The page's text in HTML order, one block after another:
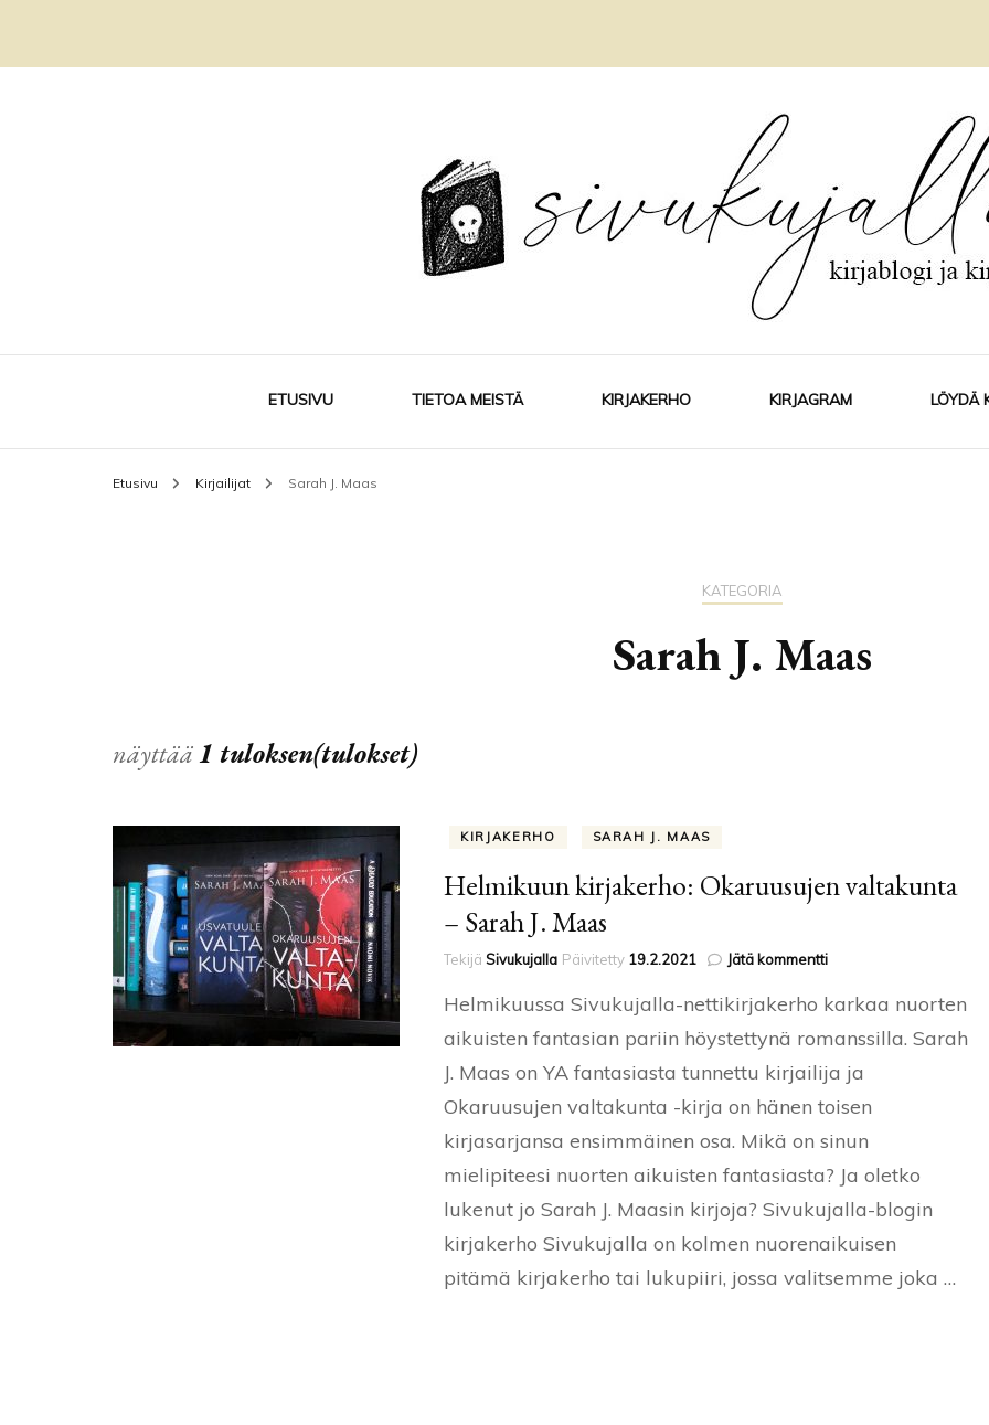
Sivukujalla
ETUSIVU TIETOA MEISTÄ KIRJAKERHO KIRJAGRAM LÖYDÄ
Etusivu Kirjailijat Sarah J. Maas
KATEGORIA
Sarah J. Maas
näyttää1 tuloksen(tulokset)
KIRJAKERHO SARAH J. MAAS
Helmikuun kirjakerho: Okaruusujen valtakunta
– Sarah J. Maas
Tekijä Sivukujalla Päivitetty 19.2.2021 Jätä kommenttiartikkeliin
kirjakerho:
valtakunta
–
J.
Maas
Helmikuussa Sivukujalla-nettikirjakerho karkaa nuorten
aikuisten fantasian pariin höystettynä romanssilla. Sarah
J. Maas on YA fantasiasta tunnettu kirjailija ja
Okaruusujen valtakunta -kirja on hänen toisen
kirjasarjansa ensimmäinen osa. Mikä on sinun
mielipiteesi nuorten aikuisten fantasiasta? Ja oletko
lukenut jo Sarah J. Maasin kirjoja? Sivukujalla-blogin
kirjakerho Sivukujalla on kolmen nuorenaikuisen
pitämä kirjakerho tai lukupiiri, jossa valitsemme joka …